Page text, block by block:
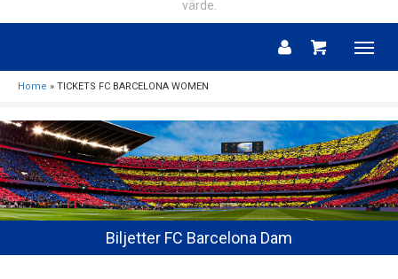
värde.
Menu
Home » TICKETS FC BARCELONA WOMEN
Biljetter FC Barcelona Dam